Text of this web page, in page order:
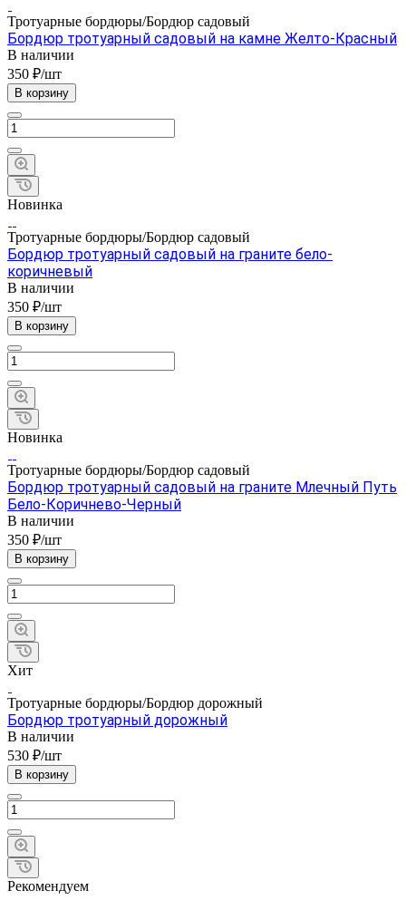
Тротуарные бордюры/Бордюр садовый
Бордюр тротуарный садовый на камне Желто-Красный
В наличии
350 ₽/шт
В корзину
Новинка
Тротуарные бордюры/Бордюр садовый
Бордюр тротуарный садовый на граните бело-
коричневый
В наличии
350 ₽/шт
В корзину
Новинка
Тротуарные бордюры/Бордюр садовый
Бордюр тротуарный садовый на граните Млечный Путь
Бело-Коричнево-Черный
В наличии
350 ₽/шт
В корзину
Хит
Тротуарные бордюры/Бордюр дорожный
Бордюр тротуарный дорожный
В наличии
530 ₽/шт
В корзину
Рекомендуем